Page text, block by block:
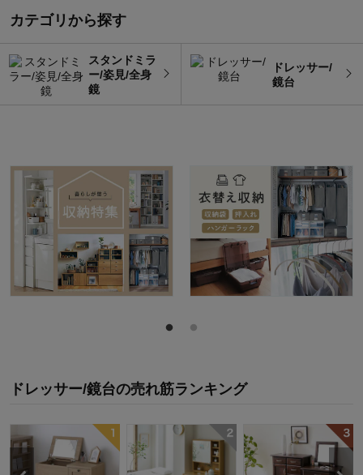
カテゴリから探す
スタンドミラ
ー/姿見/全身
鏡
ドレッサー/
鏡台
ドレッサー/鏡台の売れ筋ランキング